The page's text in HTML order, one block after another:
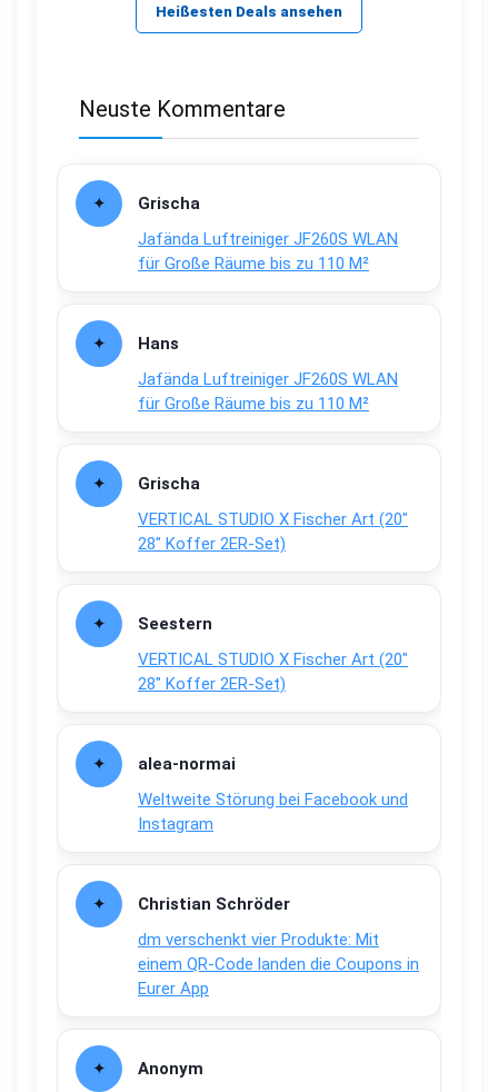
Heißesten Deals ansehen
Neuste Kommentare
Grischa
Jafända Luftreiniger JF260S WLAN
für Große Räume bis zu 110 M²
Hans
Jafända Luftreiniger JF260S WLAN
für Große Räume bis zu 110 M²
Grischa
VERTICAL STUDIO X Fischer Art (20″
28″ Koffer 2ER-Set)
Seestern
VERTICAL STUDIO X Fischer Art (20″
28″ Koffer 2ER-Set)
alea-normai
Weltweite Störung bei Facebook und
Instagram
Christian Schröder
dm verschenkt vier Produkte: Mit
einem QR-Code landen die Coupons in
Eurer App
Anonym